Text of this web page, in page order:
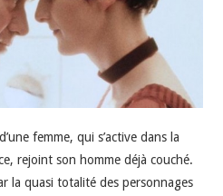
femme, qui s’active dans la
rejoint son homme déjà couché.
la quasi totalité des personnages